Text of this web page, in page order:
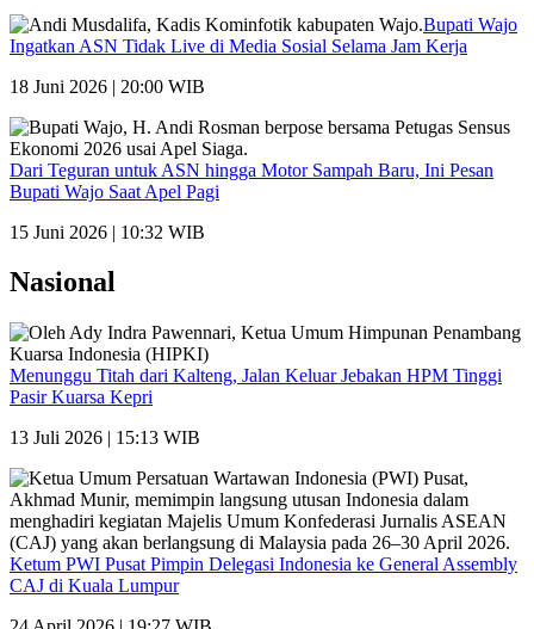
Bupati Wajo
Ingatkan ASN Tidak Live di Media Sosial Selama Jam Kerja
18 Juni 2026 | 20:00 WIB
Dari Teguran untuk ASN hingga Motor Sampah Baru, Ini Pesan
Bupati Wajo Saat Apel Pagi
15 Juni 2026 | 10:32 WIB
Nasional
Menunggu Titah dari Kalteng, Jalan Keluar Jebakan HPM Tinggi
Pasir Kuarsa Kepri
13 Juli 2026 | 15:13 WIB
Ketum PWI Pusat Pimpin Delegasi Indonesia ke General Assembly
CAJ di Kuala Lumpur